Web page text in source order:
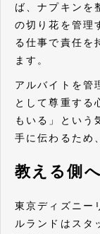
ば、ナプキンを
の切り花を管理
る仕事で責任を
ます。
アルバイトを管
として尊重する
もいる」という
手に伝わるため
教える側
東京ディズニー
ルランドはスタ